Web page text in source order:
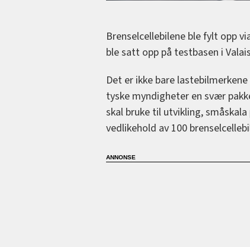
Brenselcellebilene ble fylt opp
ble satt opp på testbasen i
Det er ikke bare
tyske myndigheter en svær
skal bruke til utvikling,
vedlikehold av 100